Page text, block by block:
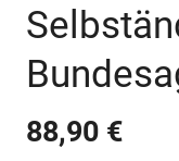
88,90 €